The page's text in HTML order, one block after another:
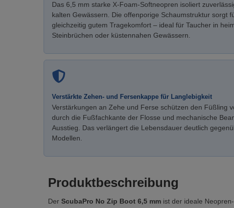
Das 6,5 mm starke X-Foam-Softneopren isoliert
kalten Gewässern. Die offenporige Schaumstruktur sorgt
gleichzeitig gutem Tragekomfort – ideal für Taucher in
Steinbrüchen oder küstennahen Gewässern.
Verstärkte Zehen- und Fersenkappe für Langlebigkeit
Verstärkungen an Zehe und Ferse schützen den Füßling
durch die Fußfachkante der Flosse und mechanische
Ausstieg. Das verlängert die Lebensdauer deutlich
Modellen.
Produktbeschreibung
Der ScubaPro No Zip Boot 6,5 mm ist der ideale